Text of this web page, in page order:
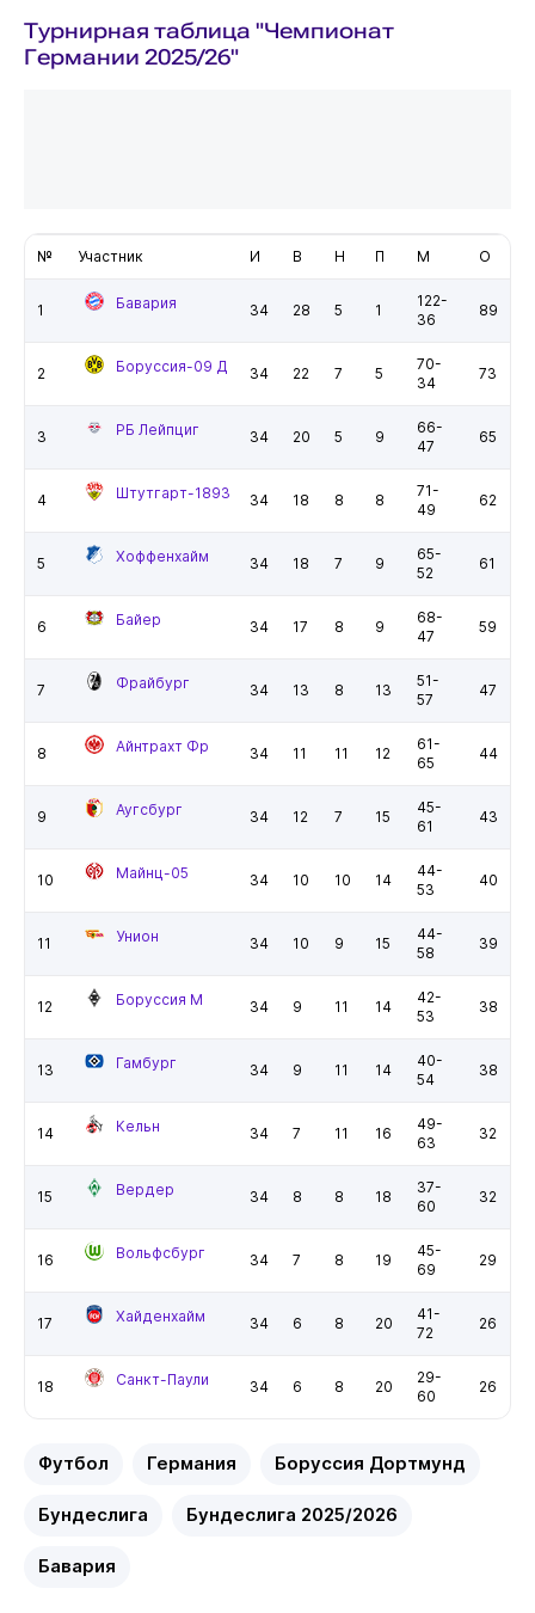
Турнирная таблица "Чемпионат
Германии 2025/26"
№ Участник И В Н П М О
1 Бавария 34 28 5 1
122-
36
89
2 Боруссия-09 Д 34 22 7 5
70-
34
73
3 РБ Лейпциг 34 20 5 9
66-
47
65
4 Штутгарт-1893 34 18 8 8
71-
49
62
5 Хоффенхайм 34 18 7 9
65-
52
61
6 Байер 34 17 8 9
68-
47
59
7 Фрайбург 34 13 8 13
51-
57
47
8 Айнтрахт Фр 34 11 11 12
61-
65
44
9 Аугсбург 34 12 7 15
45-
61
43
10 Майнц-05 34 10 10 14
44-
53
40
11 Унион 34 10 9 15
44-
58
39
12 Боруссия М 34 9 11 14
42-
53
38
13 Гамбург 34 9 11 14
40-
54
38
14 Кельн 34 7 11 16
49-
63
32
15 Вердер 34 8 8 18
37-
60
32
16 Вольфсбург 34 7 8 19
45-
69
29
17 Хайденхайм 34 6 8 20
41-
72
26
18 Санкт-Паули 34 6 8 20
29-
60
26
Футбол Германия Боруссия Дортмунд
Бундеслига Бундеслига 2025/2026
Бавария